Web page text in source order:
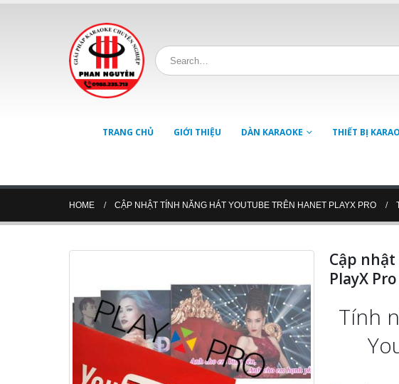
TRANG CHỦ GIỚI THIỆU DÀN KARAOKE THIẾT BỊ
HOME CẬP NHẬT TÍNH NĂNG HÁT YOUTUBE TRÊN HANET PLAYX PRO
Cập
PlayX Pro
Tính